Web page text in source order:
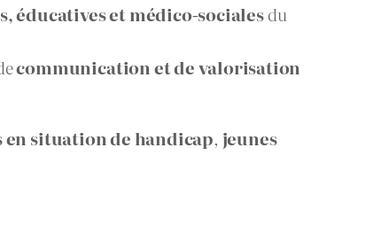
éducatives et médico-socialesdu
communication et de valorisation
en situation de handicap, jeunes